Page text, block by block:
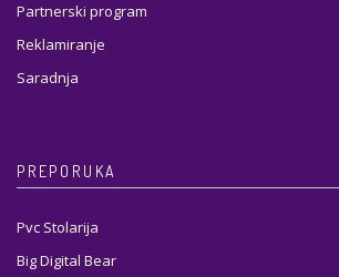
Partnerski program
Reklamiranje
Saradnja
PREPORUKA
Pvc Stolarija
Big Digital Bear